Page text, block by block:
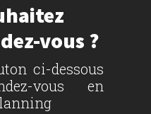
vous ?
ci-dessous
vous en